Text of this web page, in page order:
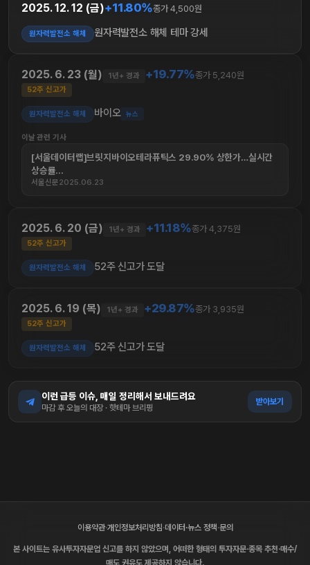
2025. 12. 12 (금)+11.80%종가 4,500원
원자력발전소 해체 원자력발전소 해체 테마 강세
2025. 6. 23 (월) 1년+ 경과 +19.77%종가 5,240원
52주 신고가
원자력발전소 해체 바이오 뉴스
이날 관련 기사
[서울데이터랩]브릿지바이오테라퓨틱스 29.90% 상한가…실시간
상승률...
서울신문2025.06.23
2025. 6. 20 (금) 1년+ 경과 +11.18%종가 4,375원
52주 신고가
원자력발전소 해체 52주 신고가 도달
2025. 6. 19 (목) 1년+ 경과 +29.87%종가 3,935원
52주 신고가
원자력발전소 해체 52주 신고가 도달
이런 급등 이슈, 매일 정리해서 보내드려요
마감 후 오늘의 대장 · 핫테마 브리핑
받아보기
이용약관·개인정보처리방침·데이터·뉴스 정책·문의
본 사이트는 유사투자자문업 신고를 하지 않았으며, 어떠한 형태의 투자자문·종목 추천·매수/
매도 권유도 제공하지 않습니다.